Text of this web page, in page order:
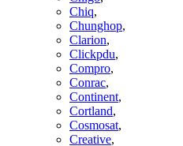
Chiq,
Chunghop,
Clarion,
Clickpdu,
Compro,
Conrac,
Continent,
Cortland,
Cosmosat,
Creative,